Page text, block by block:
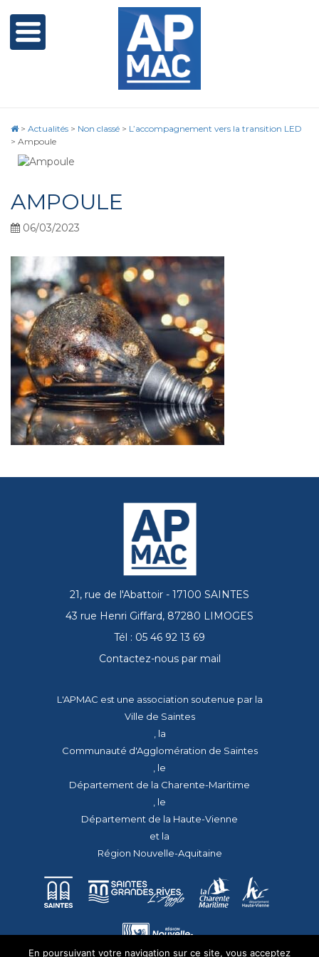
> Actualités > Non classé > L’accompagnement vers la transition LED
> Ampoule
AMPOULE
06/03/2023
21, rue de l'Abattoir - 17100 SAINTES
43 rue Henri Giffard, 87280 LIMOGES
Tél : 05 46 92 13 69
Contactez-nous par mail
L'APMAC est une association soutenue par la
Ville de Saintes
, la
Communauté d'Agglomération de Saintes
, le
Département de la Charente-Maritime
, le
Département de la Haute-Vienne
et la
Région Nouvelle-Aquitaine
En poursuivant votre navigation sur ce site, vous acceptez